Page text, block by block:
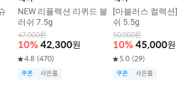
NEW 리플렉션 리퀴드 블
러쉬 7.5g
47,000원
10% 42,300원
4.8 (470)
쿠폰 사은품
[마블러스 컬렉
쉬 5.5g
50,000원
10% 45,000원
5.0 (29)
쿠폰 사은품